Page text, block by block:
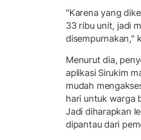
"Karena yang
33 ribu unit, jadi
disempurnakan,"
Menurut dia,
aplikasi Sirukim
mudah
hari untuk warga
Jadi diharapkan
dipantau dari